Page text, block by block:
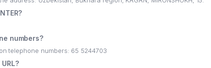
numbers?
on telephone numbers: 65 5244703